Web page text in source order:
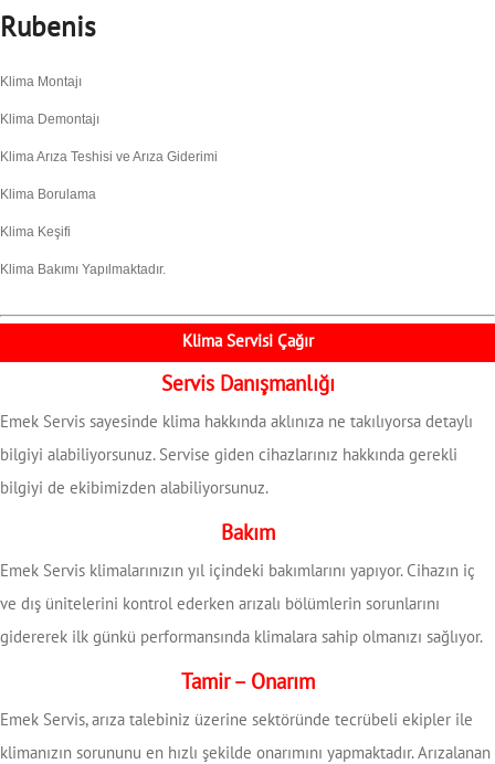
Rubenis
Klima Montajı
Klima Demontajı
Klima Arıza Teshisi ve Arıza Giderimi
Klima Borulama
Klima Keşifi
Klima Bakımı Yapılmaktadır.
Klima Servisi Çağır
Servis Danışmanlığı
Emek Servis sayesinde klima hakkında aklınıza ne takılıyorsa detaylı
bilgiyi alabiliyorsunuz. Servise giden cihazlarınız hakkında gerekli
bilgiyi de ekibimizden alabiliyorsunuz.
Bakım
Emek Servis klimalarınızın yıl içindeki bakımlarını yapıyor. Cihazın iç
ve dış ünitelerini kontrol ederken arızalı bölümlerin sorunlarını
gidererek ilk günkü performansında klimalara sahip olmanızı sağlıyor.
Tamir – Onarım
Emek Servis, arıza talebiniz üzerine sektöründe tecrübeli ekipler ile
klimanızın sorununu en hızlı şekilde onarımını yapmaktadır. Arızalanan